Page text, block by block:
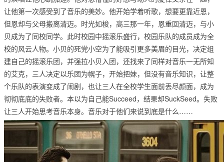
让他第一次感受到了音乐的美妙。他开始学着听歌，想要更靠近恩，
但恩却与父母搬离清迈。时光如梭，高三那一年，恩重回清迈，与小
贝成为了同校同学。此时校园中摇滚乐盛行，校园乐队的成员成为全
校的风云人物。小贝的死党小空为了能吸引更多美眉的目光，决定组
建自己的摇滚乐团，并强拉小贝入团，还找来了同样对音乐一无所知
的艾克，三人决定以乐团为幌子，开始把妹，但没有音乐知识，让整
个乐队的表演变成了闹剧，也让三人在全校学生面前丢尽颜面，成为
彻彻底底的失败者。本以为自己能Succeed，结果却SuckSeed。失败
让三人开始思考音乐本身。音乐对于他们来说到底是什么……